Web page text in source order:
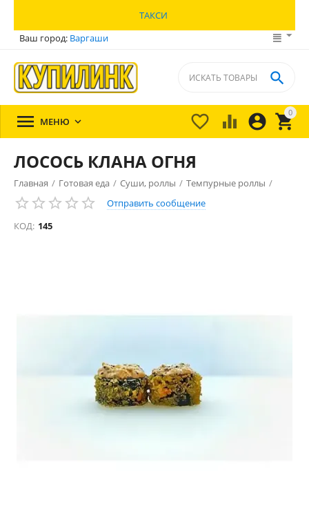
ТАКСИ
Ваш город: Варгаши
0


 

 МЕНЮ 
ЛОСОСЬ КЛАНА ОГНЯ
Главная / Готовая еда / Суши, роллы / Темпурные роллы /
Отправить сообщение
КОД: 145